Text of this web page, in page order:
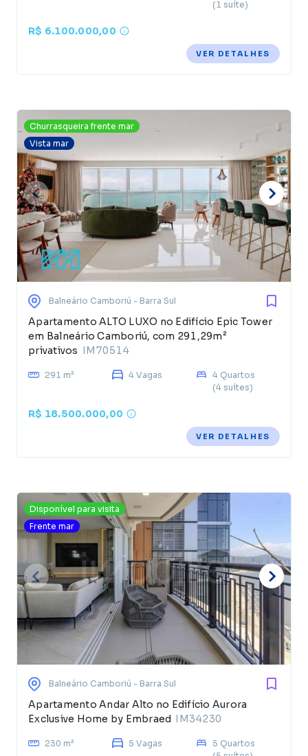
(1 suíte)
R$ 6.100.000,00
VER DETALHES
Churrasqueira frente mar
Vista mar
Balneário Camboriú - Barra Sul
Apartamento ALTO LUXO no Edifício Epic Tower
em Balneário Camboriú, com 291,29m²
privativos IM70514
291 m² 4 Vagas
4 Quartos
(4 suítes)
R$ 18.500.000,00
VER DETALHES
Disponível para visita
Frente mar
Balneário Camboriú - Barra Sul
Apartamento Andar Alto no Edifício Aurora
Exclusive Home by Embraed IM34230
230 m² 5 Vagas
5 Quartos